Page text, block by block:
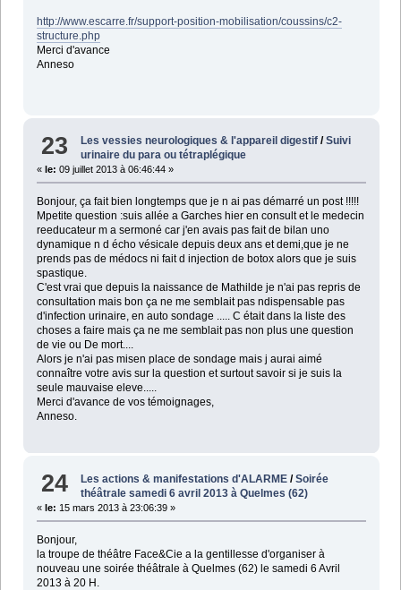
http://www.escarre.fr/support-position-mobilisation/coussins/c2-
structure.php
Merci d'avance
Anneso
23 Les vessies neurologiques & l'appareil digestif /Suivi
urinaire du para ou tétraplégique
« le: 09 juillet 2013 à 06:46:44 »
Bonjour, ça fait bien longtemps que je n ai pas démarré un post !!!!!
Mpetite question :suis allée a Garches hier en consult et le medecin
reeducateur m a sermoné car j'en avais pas fait de bilan uno
dynamique n d écho vésicale depuis deux ans et demi,que je ne
prends pas de médocs ni fait d injection de botox alors que je suis
spastique.
C'est vrai que depuis la naissance de Mathilde je n'ai pas repris de
consultation mais bon ça ne me semblait pas ndispensable pas
d'infection urinaire, en auto sondage ..... C était dans la liste des
choses a faire mais ça ne me semblait pas non plus une question
de vie ou De mort....
Alors je n'ai pas misen place de sondage mais j aurai aimé
connaître votre avis sur la question et surtout savoir si je suis la
seule mauvaise eleve.....
Merci d'avance de vos témoignages,
Anneso.
24 Les actions & manifestations d'ALARME /Soirée
théâtrale samedi 6 avril 2013 à Quelmes (62)
« le: 15 mars 2013 à 23:06:39 »
Bonjour,
la troupe de théâtre Face&Cie a la gentillesse d'organiser à
nouveau une soirée théâtrale à Quelmes (62) le samedi 6 Avril
2013 à 20 H.